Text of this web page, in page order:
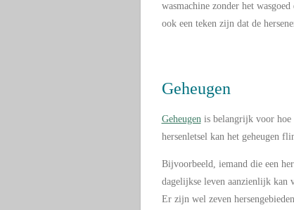
wasmachine zonder het
ook een teken zijn dat de
Geheugen
Geheugen is belangrijk voor hoe
hersenletsel kan het geheugen
Bijvoorbeeld, iemand die een
dagelijkse leven aanzienlijk kan
Er zijn wel zeven